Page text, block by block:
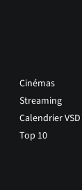
Cinémas
Streaming
Calendrier VSD
Top 10